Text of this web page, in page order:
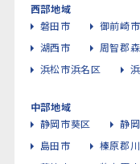
西部地域
磐田市
御前崎市
湖西市
周智郡
浜松市浜名区
中部地域
静岡市葵区
静
島田市
榛原郡